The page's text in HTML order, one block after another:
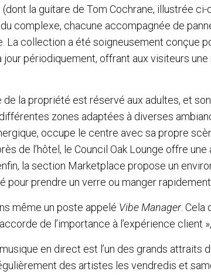
(dont la guitare de Tom Cochrane, illustrée
du complexe, chacune accompagnée de
La collection a été soigneusement conçue
jour périodiquement, offrant aux visiteurs
de la propriété est réservé aux adultes, et
zones adaptées à diverses
occupe le centre avec sa propre
de l’hôtel, le Council Oak Lounge offre
la section Marketplace propose un
pour prendre un verre ou manger rapidement.
même un poste appelé Vibe Manager. Cela
de l’importance à l’expérience client
en direct est l’un des grands attraits
des artistes les vendredis et